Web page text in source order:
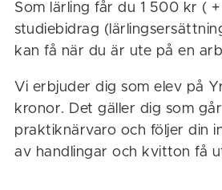
Som lärling får du 1 500 kr (
studiebidrag
kan få när du är ute på en
Vi erbjuder dig som elev på
kronor. Det gäller dig som
praktiknärvaro och följer din
av handlingar och kvitton få